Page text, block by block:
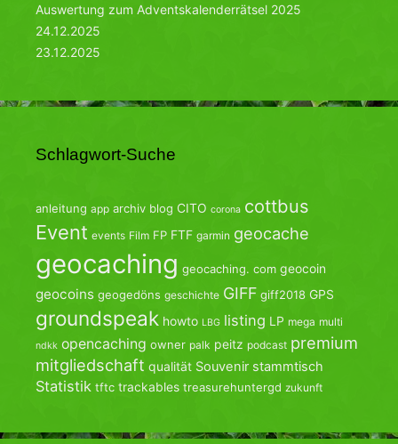
Auswertung zum Adventskalenderrätsel 2025
24.12.2025
23.12.2025
Schlagwort-Suche
anleitung app archiv blog CITO corona cottbus
Event events Film FP FTF garmin geocache
geocaching geocaching. com geocoin
geocoins geogedöns geschichte GIFF giff2018 GPS
groundspeak howto LBG listing LP mega multi
ndkk opencaching owner palk peitz podcast premium
mitgliedschaft qualität Souvenir stammtisch
Statistik tftc trackables treasurehuntergd zukunft